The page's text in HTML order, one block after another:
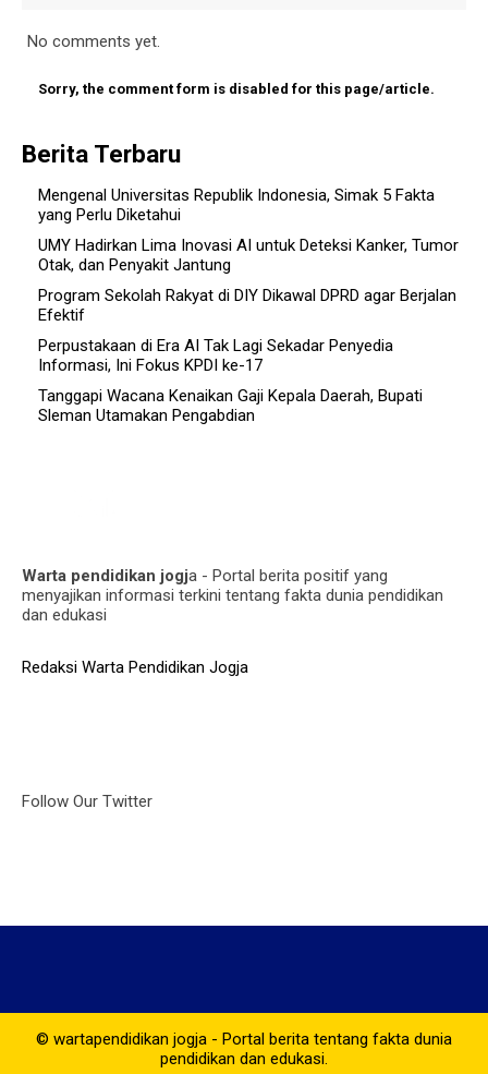
No comments yet.
Sorry, the comment form is disabled for this page/article.
Berita Terbaru
Mengenal Universitas Republik Indonesia, Simak 5 Fakta
yang Perlu Diketahui
UMY Hadirkan Lima Inovasi AI untuk Deteksi Kanker, Tumor
Otak, dan Penyakit Jantung
Program Sekolah Rakyat di DIY Dikawal DPRD agar Berjalan
Efektif
Perpustakaan di Era AI Tak Lagi Sekadar Penyedia
Informasi, Ini Fokus KPDI ke-17
Tanggapi Wacana Kenaikan Gaji Kepala Daerah, Bupati
Sleman Utamakan Pengabdian
Warta pendidikan jogja - Portal berita positif yang
menyajikan informasi terkini tentang fakta dunia pendidikan
dan edukasi
Redaksi Warta Pendidikan Jogja
Follow Our Twitter
© wartapendidikan jogja - Portal berita tentang fakta dunia
pendidikan dan edukasi.